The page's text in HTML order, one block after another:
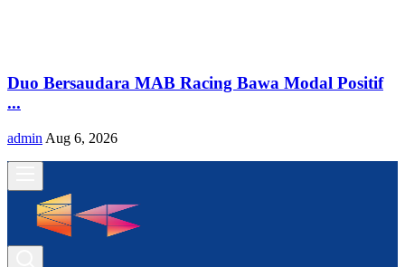
Duo Bersaudara MAB Racing Bawa Modal Positif
...
admin Aug 6, 2026